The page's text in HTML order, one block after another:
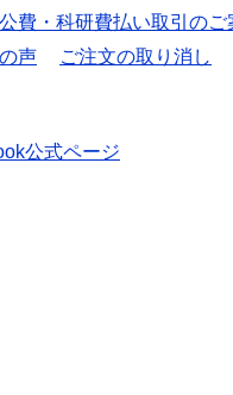
費・科研費払い取引のご
声 ご注文の取り消し
公式ページ